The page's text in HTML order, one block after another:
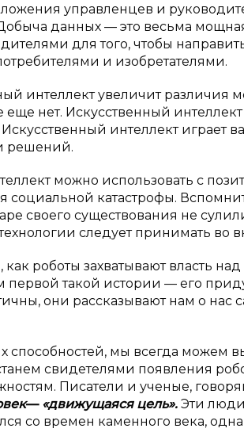
управленцев и
данных — это весьма
для того, чтобы
и изобретателями.
интеллект увеличит различия
нет. Искусственный интеллект
интеллект играет
решений.
можно использовать с
катастрофы.
своего существования не
следует принимать во
роботы захватывают власть
такой истории — его
они рассказывают нам о нас
способностей, мы всегда можем
свидетелями появления
Писатели и ученые,
— «движущаяся цель». Эти люди
со времен каменного века,